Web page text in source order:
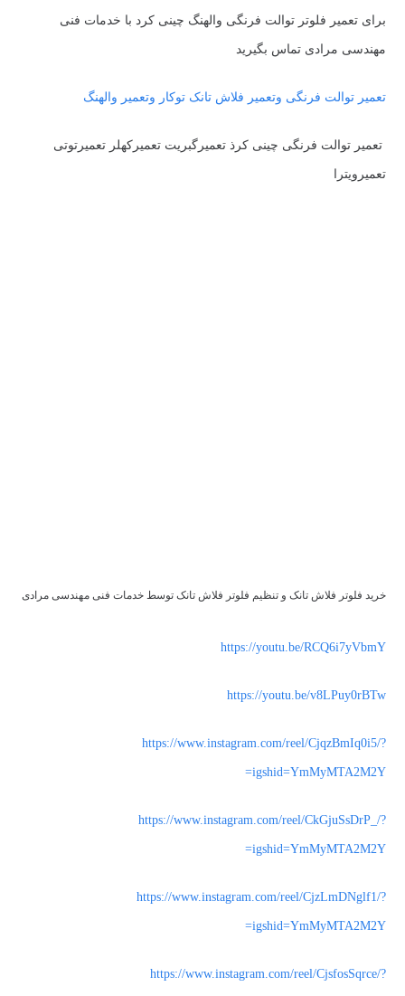
برای تعمیر فلوتر توالت فرنگی والهنگ چینی کرد با خدمات فنی
مهندسی مرادی تماس بگیرید
تعمیر توالت فرنگی وتعمیر فلاش تانک توکار وتعمیر والهنگ
تعمیر توالت فرنگی چینی کرذ تعمیرگبریت تعمیرکهلر تعمیرتوتی
تعمیرویترا
خرید فلوتر فلاش تانک و تنظیم فلوتر فلاش تانک توسط خدمات فنی مهندسی مرادی
https://youtu.be/RCQ6i7yVbmY
https://youtu.be/v8LPuy0rBTw
https://www.instagram.com/reel/CjqzBmIq0i5/?
igshid=YmMyMTA2M2Y=
https://www.instagram.com/reel/CkGjuSsDrP_/?
igshid=YmMyMTA2M2Y=
https://www.instagram.com/reel/CjzLmDNglf1/?
igshid=YmMyMTA2M2Y=
https://www.instagram.com/reel/CjsfosSqrce/?